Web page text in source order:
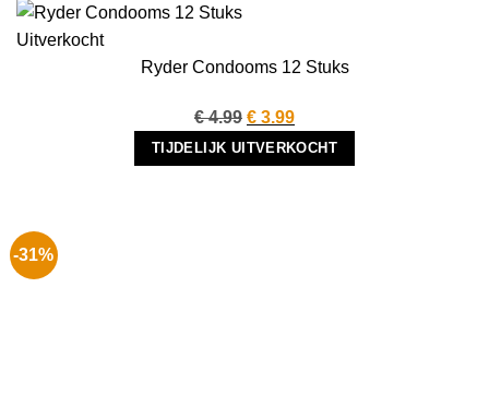
Uitverkocht
Ryder Condooms 12 Stuks
€4.99 Oorspronkelijke
prijs
was:
€ 3.99Huidige
prijs
is:
TIJDELIJK UITVERKOCHT
-31%